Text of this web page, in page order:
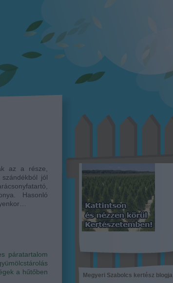
az a része,
jól
Hasonló
páratartalom
a hűtőben
Megyeri Szabolcs kertész blogja